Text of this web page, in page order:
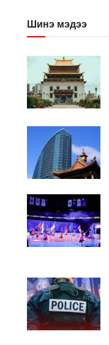
Шинэ мэдээ